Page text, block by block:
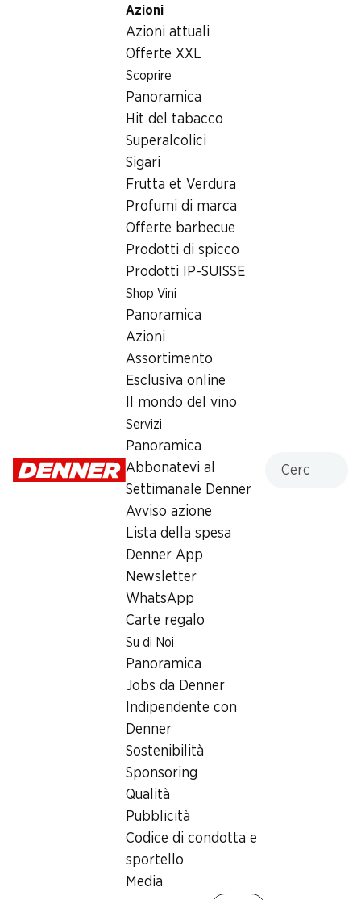
Azioni
Azioni attuali
Offerte XXL
Scoprire
Panoramica
Hit del tabacco
Superalcolici
Sigari
Frutta et Verdura
Profumi di marca
Offerte barbecue
Prodotti di spicco
Prodotti IP-SUISSE
Shop Vini
Panoramica
Azioni
Assortimento
Esclusiva online
Il mondo del vino
Servizi
Panoramica
Abbonatevi al
Settimanale Denner
Avviso azione
Lista della spesa
Denner App
Newsletter
WhatsApp
Carte regalo
Su di Noi
Panoramica
Jobs da Denner
Indipendente con
Denner
Sostenibilità
Sponsoring
Qualità
Pubblicità
Codice di condotta e
sportello
Media
Generi alimentari
Cailler Napolitains
Cailler Napolitains
SPECIAL
1034970
Altri clienti hanno acquistato
10 pezzi, 500 g